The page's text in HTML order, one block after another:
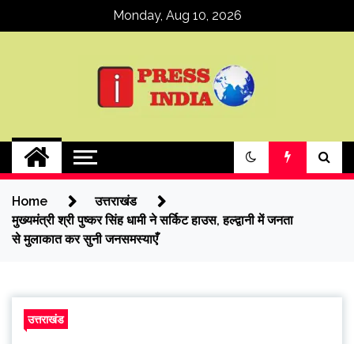
Monday, Aug 10, 2026
ipressindia
Home
उत्तराखंड
मुख्यमंत्री श्री पुष्कर सिंह धामी ने सर्किट हाउस, हल्द्वानी में जनता
से मुलाकात कर सुनी जनसमस्याएँ
उत्तराखंड